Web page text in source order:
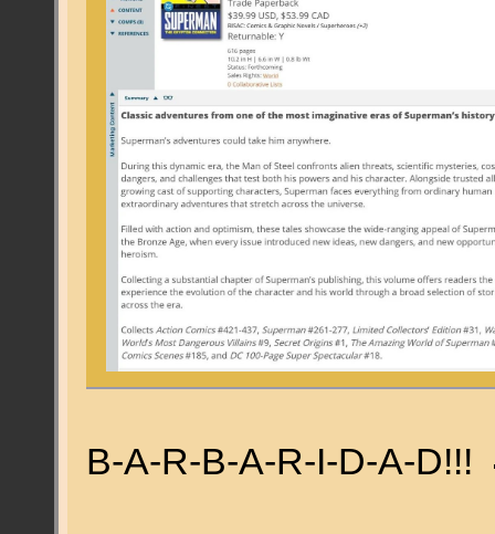
B-A-R-B-A-R-I-D-A-D!!!